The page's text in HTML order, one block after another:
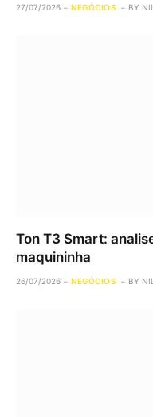
27/07/2026 NEGÓCIOS BY
Ton T3 Smart:
maquininha
26/07/2026 NEGÓCIOS BY